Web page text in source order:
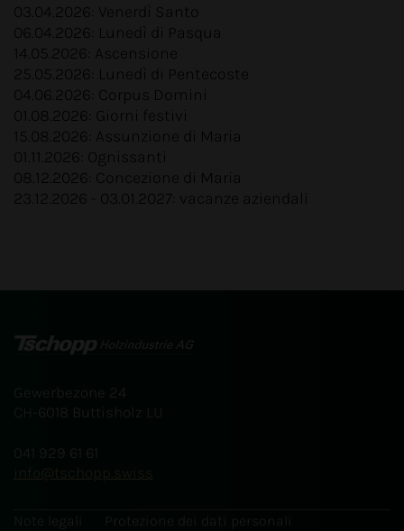
03.04.2026: Venerdì Santo
06.04.2026: Lunedì di Pasqua
14.05.2026: Ascensione
25.05.2026: Lunedì di Pentecoste
04.06.2026: Corpus Domini
01.08.2026: Giorni festivi
15.08.2026: Assunzione di Maria
01.11.2026: Ognissanti
08.12.2026: Concezione di Maria
23.12.2026 - 03.01.2027: vacanze aziendali
Gewerbezone 24
CH-6018 Buttisholz LU
041 929 61 61
info
tschopp.swiss
Note legali Protezione dei dati personali